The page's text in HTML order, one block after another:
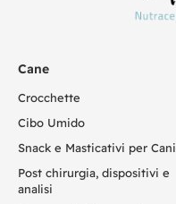
Cane
Crocchette
Cibo Umido
Snack e Masticativi per Cani
Post chirurgia, dispositivi e
analisi